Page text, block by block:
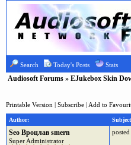
Search Today's Posts Stats
Audiosoft Forums » EJukebox Skin
Printable Version | Subscribe | Add to
Author:
Seo Вроцлав smern
Super Administrator
posted